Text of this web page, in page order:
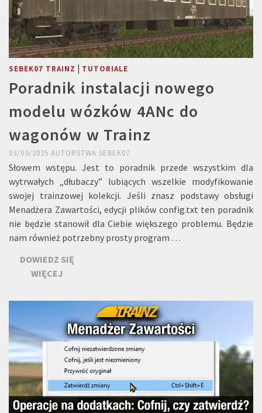
SEBEK07 TRAINZ | TUTORIALE
Poradnik instalacji nowego
modelu wózków 4ANc do
wagonów w Trainz
03/03/2025 AUTORSTWA SEBEK07
Słowem wstępu. Jest to poradnik przede wszystkim dla
wytrwałych „dłubaczy” lubiących wszelkie modyfikowanie
swojej trainzowej kolekcji. Jeśli znasz podstawy obsługi
Menadżera Zawartości, edycji plików config.txt ten poradnik
nie będzie stanowił dla Ciebie większego problemu. Będzie
nam również potrzebny prosty program …
DOWIEDZ SIĘ
WIĘCEJ